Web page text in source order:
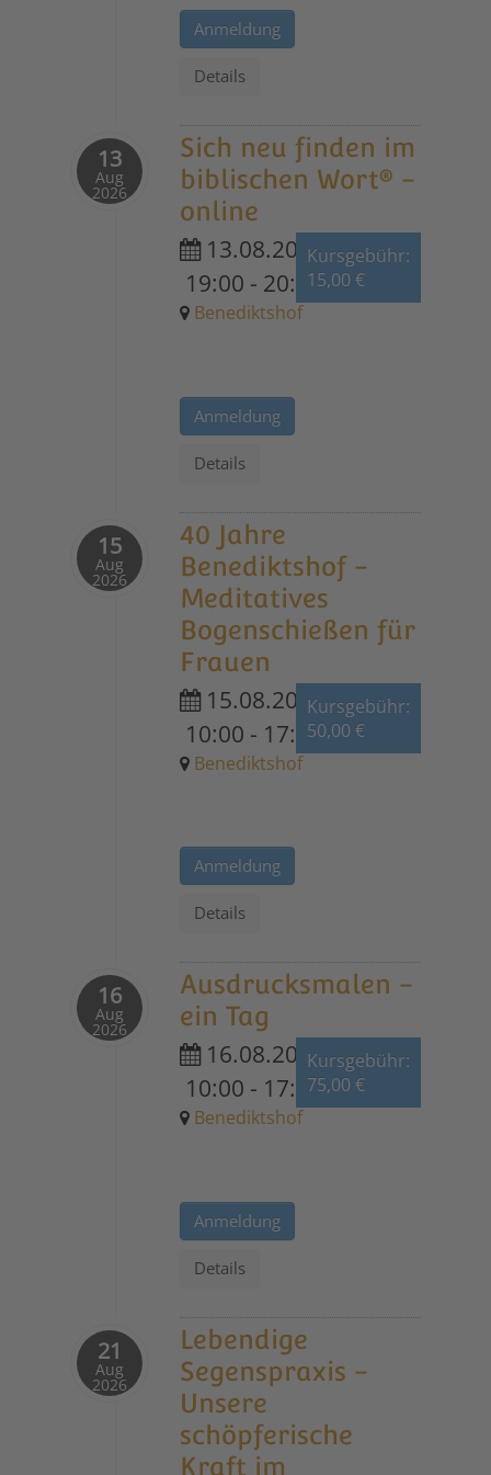
Anmeldung
Details
13
Aug
2026
Sich neu finden im
biblischen Wort® -
online
13.08.2026
19:00 - 20:30
Benediktshof
Kursgebühr:
15,00 €
Anmeldung
Details
15
Aug
2026
40 Jahre
Benediktshof -
Meditatives
Bogenschießen für
Frauen
15.08.2026
10:00 - 17:00
Benediktshof
Kursgebühr:
50,00 €
Anmeldung
Details
16
Aug
2026
Ausdrucksmalen -
ein Tag
16.08.2026
10:00 - 17:30
Benediktshof
Kursgebühr:
75,00 €
Anmeldung
Details
21
Aug
2026
Lebendige
Segenspraxis -
Unsere
schöpferische
Kraft im